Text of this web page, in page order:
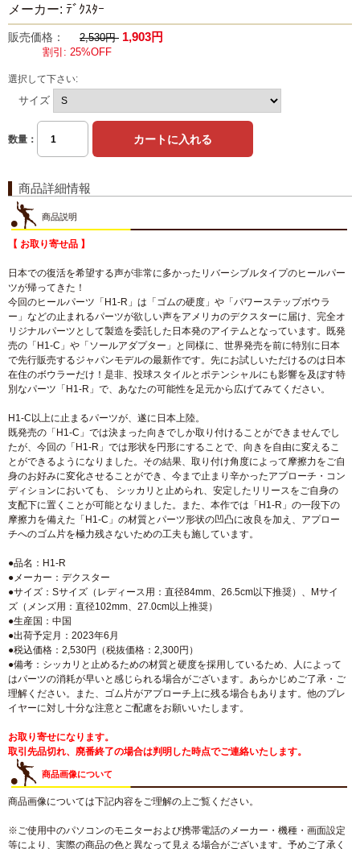
メーカー: ﾃﾞｸｽﾀｰ
販売価格： 2,530円 1,903円
割引: 25%OFF
選択して下さい:
サイズ
数量：
商品詳細情報
商品説明
【 お取り寄せ品 】
日本での復活を希望する声が非常に多かったリバーシブルタイプのヒールパー
ツが帰ってきた！
今回のヒールパーツ「H1-R」は「ゴムの硬度」や「パワーステップボウラ
ー」などの止まれるパーツが欲しい声をアメリカのデクスターに届け、完全オ
リジナルパーツとして製造を委託した日本発のアイテムとなっています。既発
売の「H1-C」や「ソールアダプター」と同様に、世界発売を前に特別に日本
で先行販売するジャパンモデルの最新作です。先にお試しいただけるのは日本
在住のボウラーだけ！是非、投球スタイルとポテンシャルにも影響を及ぼす特
別なパーツ「H1-R」で、あなたの可能性を足元から広げてみてください。
H1-C以上に止まるパーツが、遂に日本上陸。
既発売の「H1-C」では決まった向きでしか取り付けることができませんでし
たが、今回の「H1-R」では形状を円形にすることで、向きを自由に変えるこ
とができるようになりました。その結果、取り付け角度によって摩擦力をご自
身のお好みに変化させることができ、今まで止まり辛かったアプローチ・コン
ディションにおいても、 シッカリと止められ、安定したリリースをご自身の
支配下に置くことが可能となりました。また、本作では「H1-R」の一段下の
摩擦力を備えた「H1-C」の材質とパーツ形状の凹凸に改良を加え、アプロー
チへのゴム片を極力残さないための工夫も施しています。
●品名：H1-R
●メーカー：デクスター
●サイズ：Sサイズ（レディース用：直径84mm、26.5cm以下推奨）、Mサイ
ズ（メンズ用：直径102mm、27.0cm以上推奨）
●生産国：中国
●出荷予定月：2023年6月
●税込価格：2,530円（税抜価格：2,300円）
●備考：シッカリと止めるための材質と硬度を採用しているため、人によって
はパーツの消耗が早いと感じられる場合がございます。あらかじめご了承・ご
理解ください。また、ゴム片がアプローチ上に残る場合もあります。他のプレ
イヤーに対し十分な注意とご配慮をお願いいたします。
お取り寄せになります。
取引先品切れ、廃番終了の場合は判明した時点でご連絡いたします。
商品画像について
商品画像については下記内容をご理解の上ご覧ください。
※ご使用中のパソコンのモニターおよび携帯電話のメーカー・機種・画面設定
等により、実際の商品の色と異なって見える場合がございます。予めご了承く